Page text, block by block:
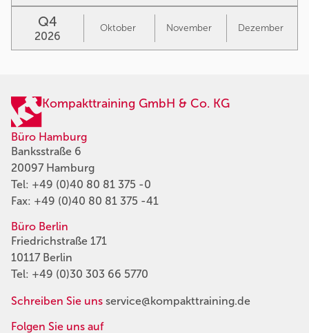
Q4
2026
Oktober November Dezember
Kompakttraining GmbH & Co. KG
Büro Hamburg
Banksstraße 6
20097 Hamburg
Tel: +49 (0)40 80 81 375 -0
Fax: +49 (0)40 80 81 375 -41
Büro Berlin
Friedrichstraße 171
10117 Berlin
Tel: +49 (0)30 303 66 5770
Schreiben Sie uns service@kompakttraining.de
Folgen Sie uns auf